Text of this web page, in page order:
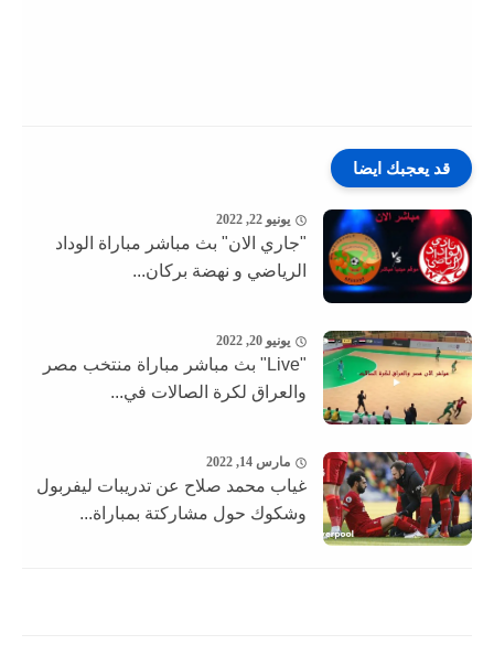
قد يعجبك ايضا
يونيو 22, 2022
"جاري الان" بث مباشر مباراة الوداد
الرياضي و نهضة بركان...
يونيو 20, 2022
"Live" بث مباشر مباراة منتخب مصر
والعراق لكرة الصالات في...
مارس 14, 2022
غياب محمد صلاح عن تدريبات ليفربول
وشكوك حول مشاركتة بمباراة...